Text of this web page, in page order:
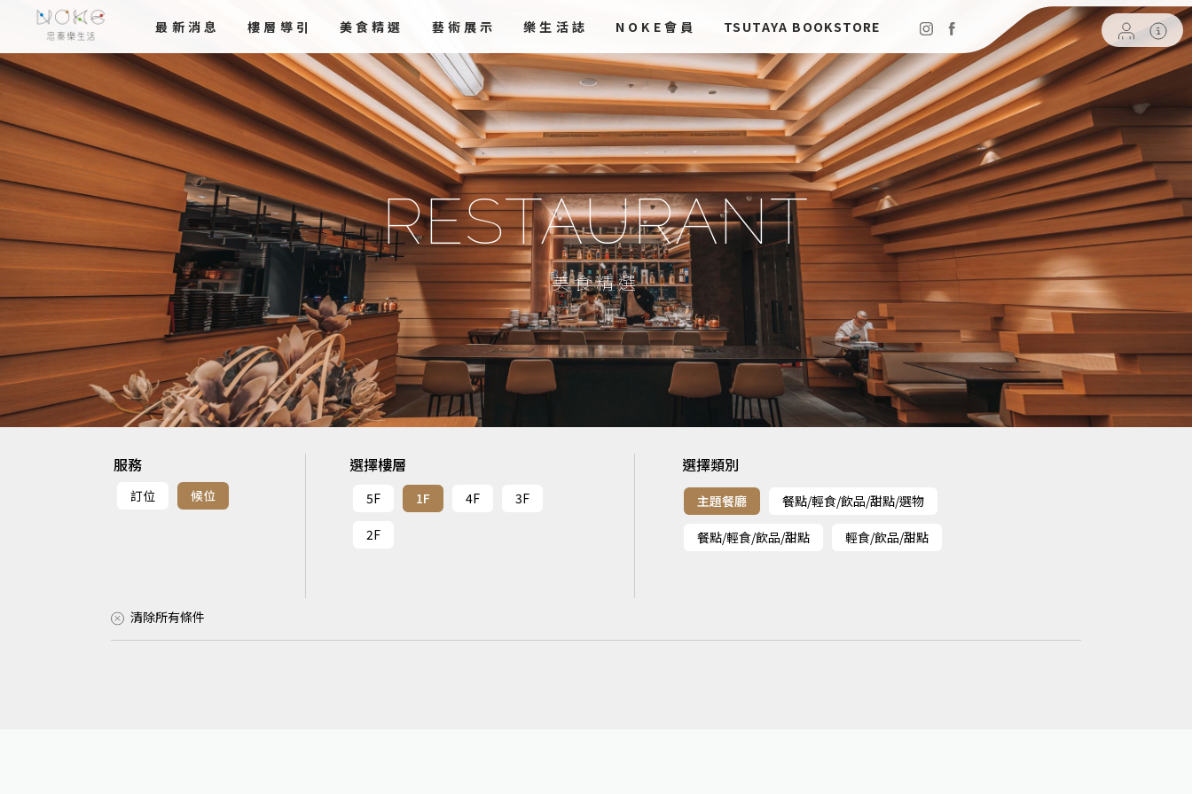
最新 消息 樓層導引 美食精選 藝術 展示 樂生活誌 NOKE會員 TSUTAYA BOOKSTORE
RESTAURANT
美食精選
服務
訂位 候位
選擇樓層
5F 1F 4F 3F
2F
選擇類別
主題餐廳 餐點/輕食/飲品/甜點/選物
餐點/輕食/飲品/甜點 輕食/飲品/甜點
清除所有條件